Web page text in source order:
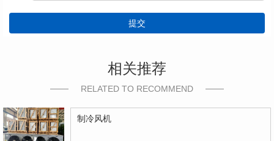
提交
相关推荐
RELATED TO RECOMMEND
制冷风机